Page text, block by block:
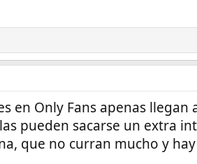
en Only Fans apenas llegan
pueden sacarse un extra
que no curran mucho y